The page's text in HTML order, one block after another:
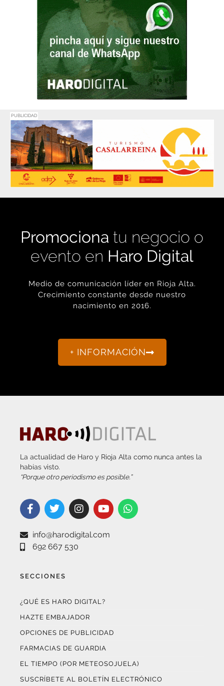
PUBLICIDAD
Promociona tu negocio o
evento en Haro Digital
Medio de comunicación líder en Rioja Alta.
Crecimiento constante desde nuestro
nacimiento en 2016.
+ INFORMACIÓN
La actualidad de Haro y Rioja Alta como nunca antes la
habías visto.
“Porque otro periodismo es posible.”
info@harodigital.com
692 667 530
SECCIONES
¿QUÉ ES HARO DIGITAL?
HAZTE EMBAJADOR
OPCIONES DE PUBLICIDAD
FARMACIAS DE GUARDIA
EL TIEMPO (POR METEOSOJUELA)
SUSCRÍBETE AL BOLETÍN ELECTRÓNICO